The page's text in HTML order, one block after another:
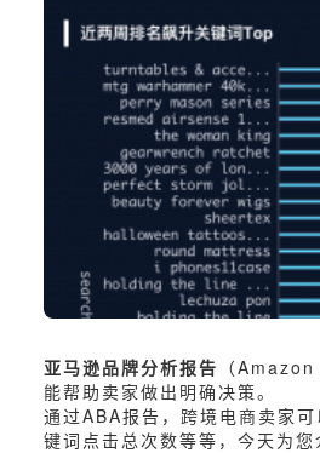
亚马逊品牌分析报告 （
能帮助卖家做出明确决策。
通过ABA报告，跨境电商卖家可
键词点击总次数等等，今天为